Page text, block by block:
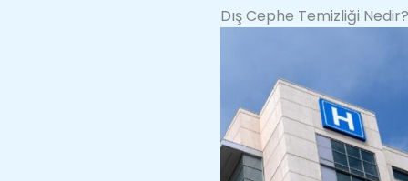
Dış Cephe Temizliği Nedir?